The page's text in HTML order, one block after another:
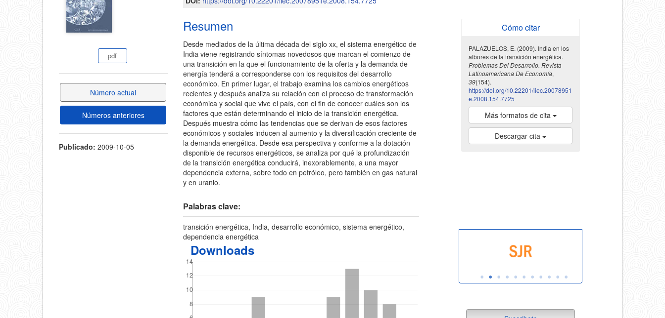
del
pdf
Número actual
Números anteriores
Publicado: 2009-10-05
artículo
Resumen
Desde mediados de la última década del siglo xx, el sistema energético de
India viene registrando síntomas novedosos que marcan el comienzo de
una transición en la que el funcionamiento de la oferta y la demanda de
energía tenderá a corresponderse con los requisitos del desarrollo
económico. En primer lugar, el trabajo examina los cambios energéticos
recientes y después analiza su relación con el proceso de transformación
económica y social que vive el país, con el fin de conocer cuáles son los
factores que están determinando el inicio de la transición energética.
Después muestra cómo las tendencias que se derivan de esos factores
económicos y sociales inducen al aumento y la diversificación creciente de
la demanda energética. Desde esa perspectiva y conforme a la dotación
disponible de recursos energéticos, se analiza por qué la profundización
de la transición energética conducirá, inexorablemente, a una mayor
dependencia externa, sobre todo en petróleo, pero también en gas natural
y en uranio.
Palabras clave:
transición energética, India, desarrollo económico, sistema energético,
dependencia energética
Downloads
Cómo citar
PALAZUELOS, E. (2009). India en los
albores de la transición energética.
Problemas Del Desarrollo. Revista
Latinoamericana De Economía,
39(154).
https://doi.org/10.22201/iiec.20078951
e.2008.154.7725
Más formatos de cita
Descargar cita